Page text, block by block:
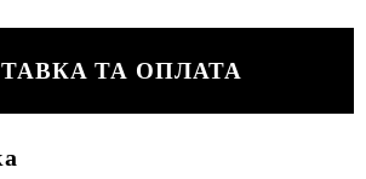
ТА ОПЛАТА